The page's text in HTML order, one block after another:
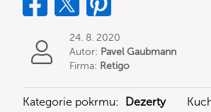
24. 8. 2020
Autor: Pavel Gaubmann
Firma: Retigo
Kategorie pokrmu: Dezerty